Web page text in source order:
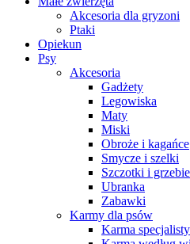
Akcesoria dla gryzoni
Ptaki
Opiekun
Psy
Akcesoria
Gadżety
Legowiska
Maty
Miski
Obroże i kagańce
Smycze i szelki
Szczotki i
Ubranka
Zabawki
Karmy dla psów
Karma